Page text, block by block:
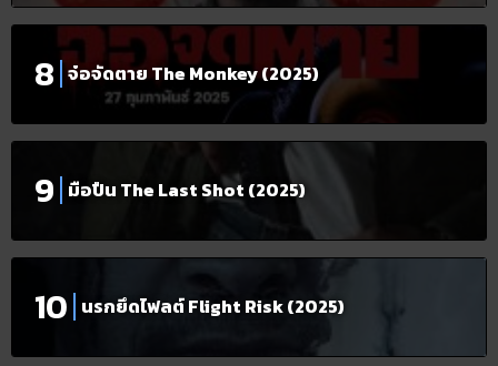
จ๋อจัดตาย The Monkey (2025)
มือปืน The Last Shot (2025)
นรกยึดไฟลต์ Flight Risk (2025)